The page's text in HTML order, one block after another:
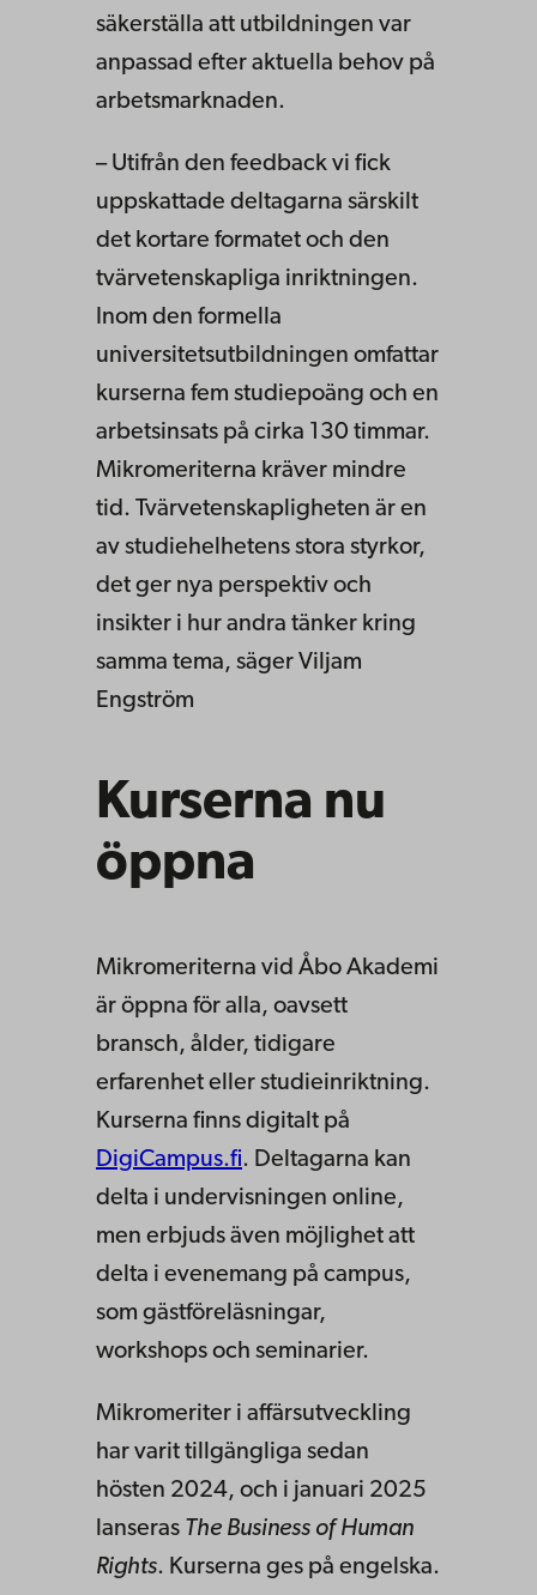
säkerställa att utbildningen var
anpassad efter aktuella behov på
arbetsmarknaden.
– Utifrån den feedback vi fick
uppskattade deltagarna särskilt
det kortare formatet och den
tvärvetenskapliga inriktningen.
Inom den formella
universitetsutbildningen omfattar
kurserna fem studiepoäng och en
arbetsinsats på cirka 130 timmar.
Mikromeriterna kräver mindre
tid. Tvärvetenskapligheten är en
av studiehelhetens stora styrkor,
det ger nya perspektiv och
insikter i hur andra tänker kring
samma tema, säger Viljam
Engström
Kurserna nu
öppna
Mikromeriterna vid Åbo Akademi
är öppna för alla, oavsett
bransch, ålder, tidigare
erfarenhet eller studieinriktning.
Kurserna finns digitalt på
DigiCampus.fi. Deltagarna kan
delta i undervisningen online,
men erbjuds även möjlighet att
delta i evenemang på campus,
som gästföreläsningar,
workshops och seminarier.
Mikromeriter i affärsutveckling
har varit tillgängliga sedan
hösten 2024, och i januari 2025
lanseras The Business of Human
Rights. Kurserna ges på engelska.